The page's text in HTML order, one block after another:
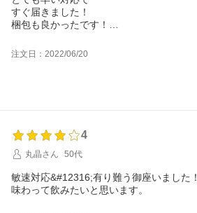
すぐ届きました！
梱包も良かったです！
また利用させて頂きたいと思います
注文日：2022/06/20
4
丸晶さん
50代
敏速対応&#12316;有り難う御座いました！
味わって飲みたいと思います。